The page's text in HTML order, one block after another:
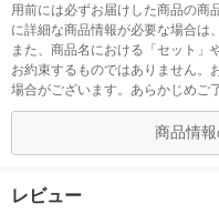
用前には必ずお届けした商品の商
に詳細な商品情報が必要な場合は
また、商品名における「セット」
お約束するものではありません。
場合がございます。あらかじめご
商品情
レビュー